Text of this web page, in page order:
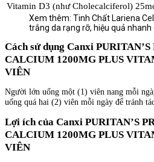
Vitamin D3 (như Cholecalciferol)
Xem thêm: Tinh Chất Lariena
trắng da rạng rỡ, hiệu quả nhanh
Cách sử dụng Canxi
CALCIUM 1200MG PLUS
VIÊN
Người lớn uống một (1) viên nang mỗi
uống quá hai (2) viên mỗi ngày để tránh
Lợi ích của Canxi PURITAN’S
CALCIUM 1200MG PLUS
VIÊN